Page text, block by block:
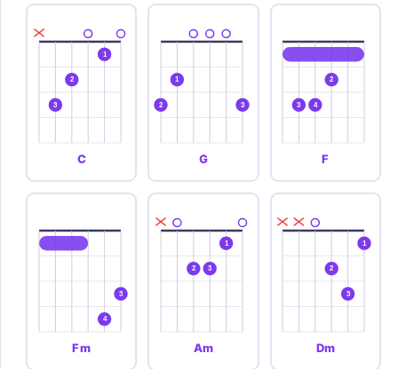
3
2
1
C
2
1
3
G
3 4
2
F
4
3
Fm
2 3
1
Am
2
3
1
Dm